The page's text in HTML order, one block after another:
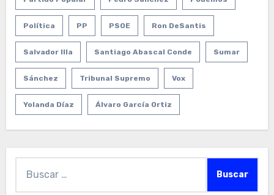
Política PP PSOE Ron DeSantis
Salvador Illa Santiago Abascal Conde Sumar
Sánchez Tribunal Supremo Vox
Yolanda Díaz Álvaro García Ortiz